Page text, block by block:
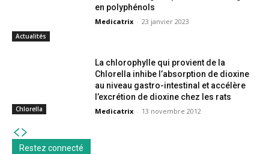
Actualités
en polyphénols
Medicatrix - 23 janvier 2023
Chlorella
La chlorophylle qui provient de la
Chlorella inhibe l’absorption de dioxine
au niveau gastro-intestinal et accélère
l’excrétion de dioxine chez les rats
Medicatrix - 13 novembre 2012
Restez connecté